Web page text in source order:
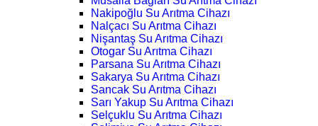
Nakipoğlu Su Arıtma Cihazı
Nalçacı Su Arıtma Cihazı
Nişantaş Su Arıtma Cihazı
Otogar Su Arıtma Cihazı
Parsana Su Arıtma Cihazı
Sakarya Su Arıtma Cihazı
Sancak Su Arıtma Cihazı
Sarı Yakup Su Arıtma Cihazı
Selçuklu Su Arıtma Cihazı